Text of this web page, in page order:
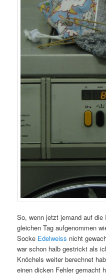
So, wenn jetzt jemand auf
gleichen Tag aufgenommen
Socke Edelweiss nicht
war schon halb gestrickt als
Knöchels weiter berechnet
einen dicken Fehler gemacht